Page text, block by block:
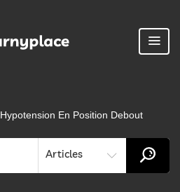
Hypotension En Position Debout
Articles